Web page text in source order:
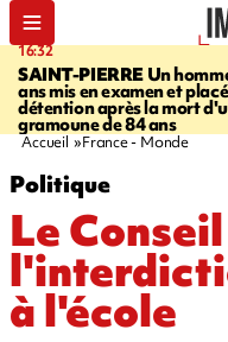
16:32
SAINT-PIERREUn
ans mis en examen et
détention après la mort
gramoune de 84 ans
Accueil France - Monde
Politique
Le
à l'école